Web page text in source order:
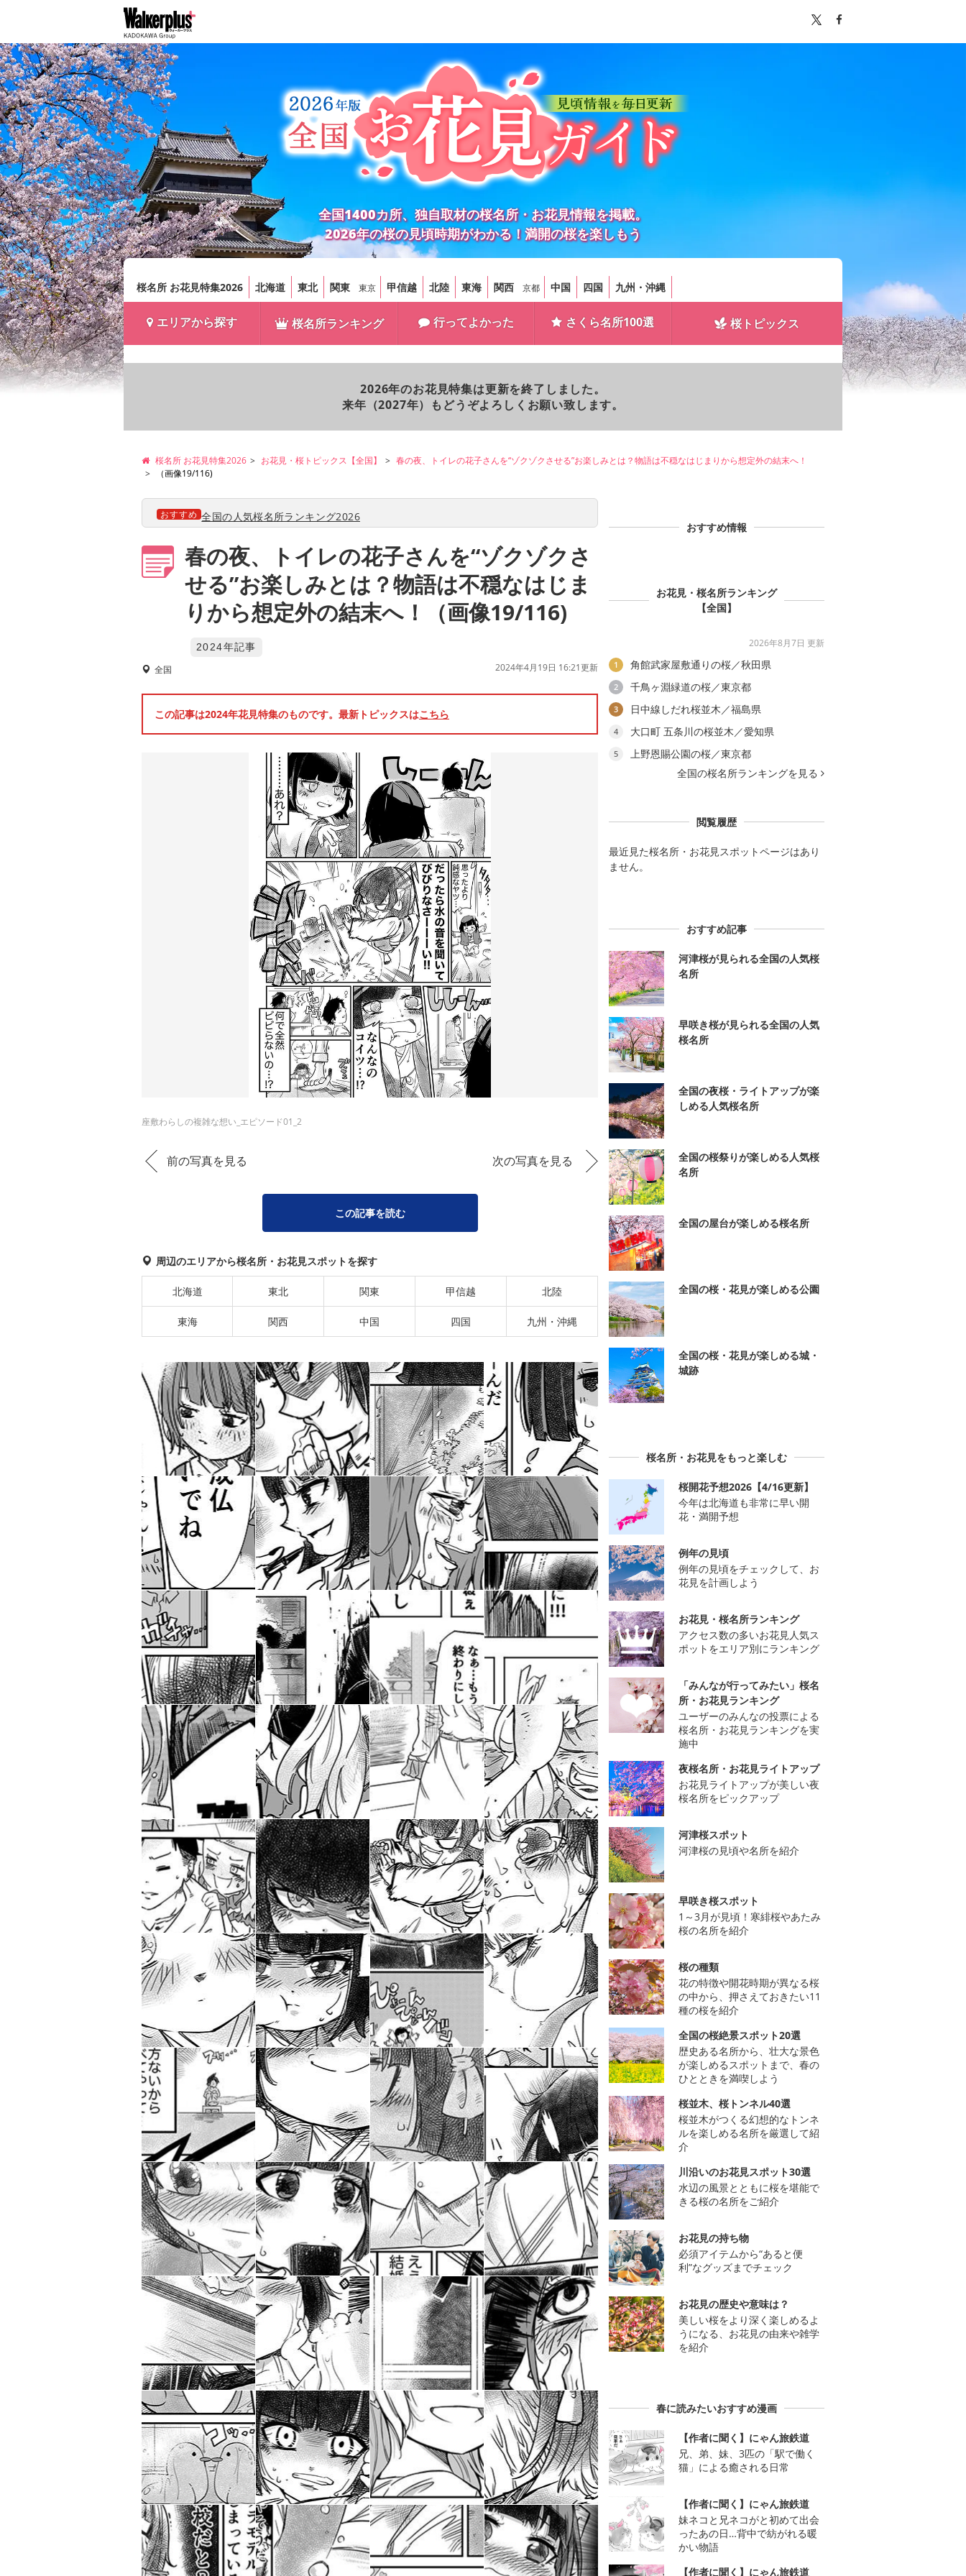
全国1400カ所、独自取材の桜名所・お花見情報を掲載。
2026年の桜の見頃時期がわかる！満開の桜を楽しもう
桜名所 お花見特集2026 北海道 東北 関東 東京 甲信越 北陸 東海 関西 京都 中国 四国 九州・沖縄
エリアから探す 桜名所ランキング 行ってよかった さくら名所100選 桜トピックス
2026年のお花見特集は更新を終了しました。
来年（2027年）もどうぞよろしくお願い致します。
桜名所 お花見特集2026 お花見・桜トピックス【全国】
春の夜、トイレの花子さんを“ゾクゾクさせる”お楽しみとは？物語は不穏なはじまりから想定外の結末へ！
（画像19/116)
おすすめ 全国の人気桜名所ランキング2026
春の夜、トイレの花子さんを“ゾクゾクさ
せる”お楽しみとは？物語は不穏なはじま
りから想定外の結末へ！（画像19/116)
2024年記事
全国 2024年4月19日 16:21更新
この記事は2024年花見特集のものです。最新トピックスはこちら
座敷わらしの複雑な想い_エピソード01_2
前の写真を見る 次の写真を見る
この記事を読む
周辺のエリアから桜名所・お花見スポットを探す
北海道 東北 関東 甲信越 北陸
東海 関西 中国 四国 九州・沖縄
おすすめ情報
お花見・桜名所ランキング
【全国】
2026年8月7日 更新
1 角館武家屋敷通りの桜／秋田県
2 千鳥ヶ淵緑道の桜／東京都
3 日中線しだれ桜並木／福島県
4 大口町 五条川の桜並木／愛知県
5
上野恩賜公園の桜／東京都
全国の桜名所ランキングを見る
閲覧履歴
最近見た桜名所・お花見スポットページはあり
ません。
おすすめ記事
河津桜が見られる全国の人気桜
名所
早咲き桜が見られる全国の人気
桜名所
全国の夜桜・ライトアップが楽
しめる人気桜名所
全国の桜祭りが楽しめる人気桜
名所
全国の屋台が楽しめる桜名所
全国の桜・花見が楽しめる公園
全国の桜・花見が楽しめる城・
城跡
桜名所・お花見をもっと楽しむ
桜開花予想2026【4/16更新】
今年は北海道も非常に早い開
花・満開予想
例年の見頃
例年の見頃をチェックして、お
花見を計画しよう
お花見・桜名所ランキング
アクセス数の多いお花見人気ス
ポットをエリア別にランキング
「みんなが行ってみたい」桜名
所・お花見ランキング
ユーザーのみんなの投票による
桜名所・お花見ランキングを実
施中
夜桜名所・お花見ライトアップ
お花見ライトアップが美しい夜
桜名所をピックアップ
河津桜スポット
河津桜の見頃や名所を紹介
早咲き桜スポット
1～3月が見頃！寒緋桜やあたみ
桜の名所を紹介
桜の種類
花の特徴や開花時期が異なる桜
の中から、押さえておきたい11
種の桜を紹介
全国の桜絶景スポット20選
歴史ある名所から、壮大な景色
が楽しめるスポットまで、春の
ひとときを満喫しよう
桜並木、桜トンネル40選
桜並木がつくる幻想的なトンネ
ルを楽しめる名所を厳選して紹
介
川沿いのお花見スポット30選
水辺の風景とともに桜を堪能で
きる桜の名所をご紹介
お花見の持ち物
必須アイテムから“あると便
利”なグッズまでチェック
お花見の歴史や意味は？
美しい桜をより深く楽しめるよ
うになる、お花見の由来や雑学
を紹介
春に読みたいおすすめ漫画
【作者に聞く】にゃん旅鉄道
兄、弟、妹、3匹の「駅で働く
猫」による癒される日常
【作者に聞く】にゃん旅鉄道
妹ネコと兄ネコがと初めて出会
ったあの日…背中で紡がれる暖
かい物語
【作者に聞く】にゃん旅鉄道